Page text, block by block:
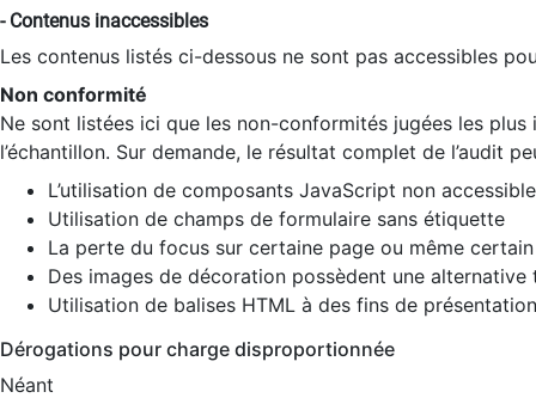
- Contenus inaccessibles
Les contenus listés ci-dessous ne sont pas accessibles
Non conformité
Ne sont listées ici que les non-conformités jugées les
l’échantillon. Sur demande, le résultat complet de l’audit
L’utilisation de composants JavaScript non
Utilisation de champs de formulaire sans étiquette
La perte du focus sur certaine page ou même
Des images de décoration possèdent une alternative
Utilisation de balises HTML à des fins de
Dérogations pour charge disproportionnée
Néant